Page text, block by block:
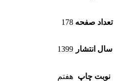
تعداد صفحه 178
سال انتشار 1399
نوبت چاپ هفتم